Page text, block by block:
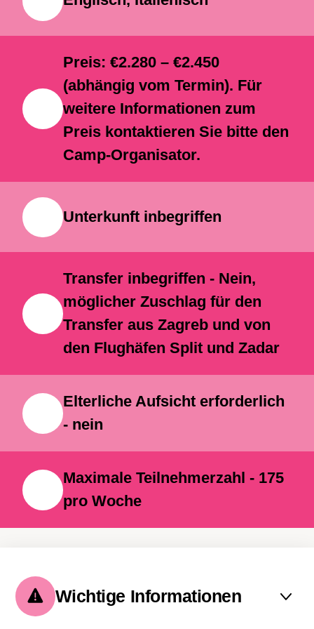
Programm ist in allen Terminen
verfügbar, vorausgesetzt, dass
Gruppen von mindestens zehn
Schülern gebildet werden können.
Individueller Unterricht ist gegen
Aufpreis verfügbar.Hinweis: Dieses
Programm kann auch als
zweiwöchiges Adventure
Programm umgesetzt werden,
das alle Ausflüge aus dem
reichhaltigen Angebot umfasst
und den Teilnehmern zusätzliche
Gelegenheiten für Spannung,
Erkundung und unvergessliche
Erlebnisse bietet..
Preis: €2.280 – €2.450
(abhängig vom Termin). Für
weitere Informationen zum
Preis kontaktieren Sie bitte den
Camp-Organisator.
Unterkunft inbegriffen
Transfer inbegriffen - Nein,
möglicher Zuschlag für den
Transfer aus Zagreb und von
den Flughäfen Split und Zadar
Elterliche Aufsicht erforderlich
- nein
Maximale Teilnehmerzahl - 175
pro Woche
Wichtige Informationen